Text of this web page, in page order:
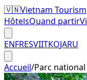
🇻🇳Vietnam Tourism
HôtelsQuand partir
ENFRESVIITKOJARU
Accueil/Parc